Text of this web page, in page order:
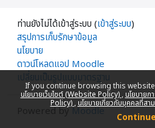
If you continue browsing this
นโยบายเว็บไซต์ (Website Policy) นโยบาย
Policy) นโยบายเกี่ยวกับบุคคลที่ส
Continue
ท่านยังไม่ได้เข้าสู่ระบบ (เข้าสู่ระบบ)
สรุปการเก็บรักษาข้อมูล
นโยบาย
ดาวน์โหลดแอป Moodle
เปลี่ยนเป็นรูปแบบมาตรฐาน
Powered byMoodle